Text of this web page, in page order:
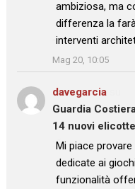
ambiziosa, ma
differenza la
interventi
”
Mag 20, 10:05
davegarcia
Guardia
14 nuovi
: “
Mi piace
dedicate ai
funzionalità